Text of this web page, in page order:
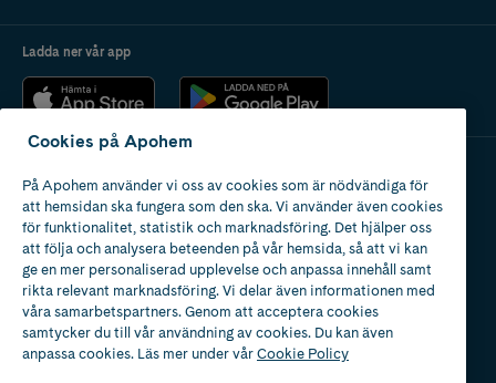
Ladda ner vår app
Apotek med tillstånd
av Läkemedelsverket
2024
Cookies på Apohem
På Apohem använder vi oss av cookies som är nödvändiga för
att hemsidan ska fungera som den ska. Vi använder även cookies
för funktionalitet, statistik och marknadsföring. Det hjälper oss
att följa och analysera beteenden på vår hemsida, så att vi kan
ge en mer personaliserad upplevelse och anpassa innehåll samt
rikta relevant marknadsföring. Vi delar även informationen med
våra samarbetspartners. Genom att acceptera cookies
samtycker du till vår användning av cookies. Du kan även
anpassa cookies. Läs mer under vårCookie Policy